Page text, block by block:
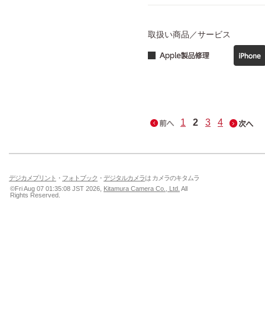
取扱い商品／サービス
1 2 3 4
デジカメプリント ・ フォトブック ・ デジタルカメラは カメラのキタムラ
©Fri Aug 07 01:35:08 JST 2026, Kitamura Camera Co., Ltd. All
Rights Reserved.